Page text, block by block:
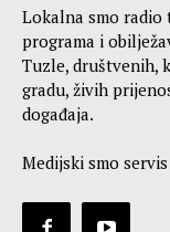
Lokalna smo
programa i
Tuzle, društvenih,
gradu, živih
događaja.
Medijski smo